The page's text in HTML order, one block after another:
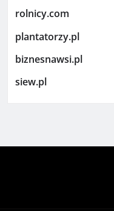
rolnicy.com
plantatorzy.pl
biznesnawsi.pl
siew.pl